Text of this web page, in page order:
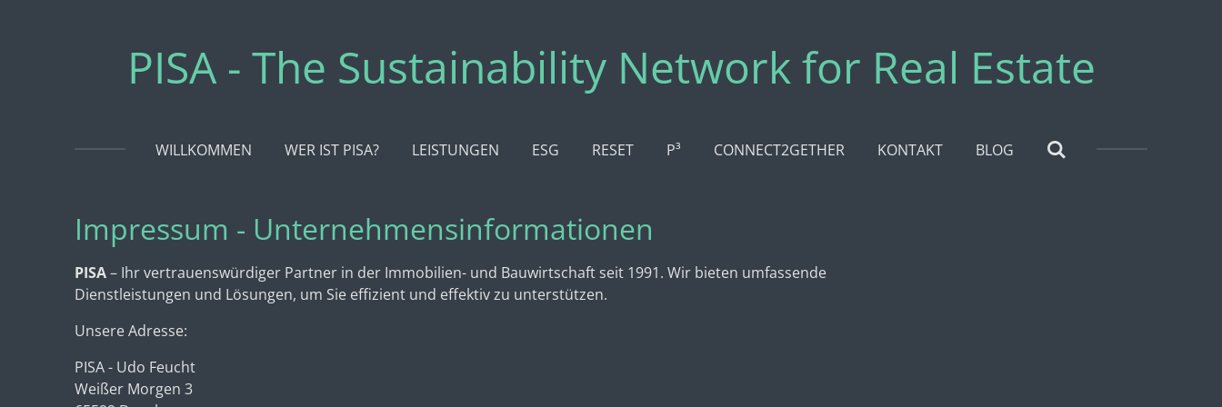
PISA - The Sustainability Network for Real Estate
WILLKOMMEN WER IST PISA? LEISTUNGEN ESG RESET P³ CONNECT2GETHER KONTAKT BLOG
Impressum - Unternehmensinformationen
PISA– Ihr vertrauenswürdiger Partner in der Immobilien- und Bauwirtschaft seit 1991. Wir bieten umfassende
Dienstleistungen und Lösungen, um Sie effizient und effektiv zu unterstützen.
Unsere Adresse:
PISA - Udo Feucht
Weißer Morgen 3